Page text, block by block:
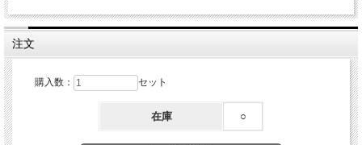
注文
購入数： セット
在庫 ○